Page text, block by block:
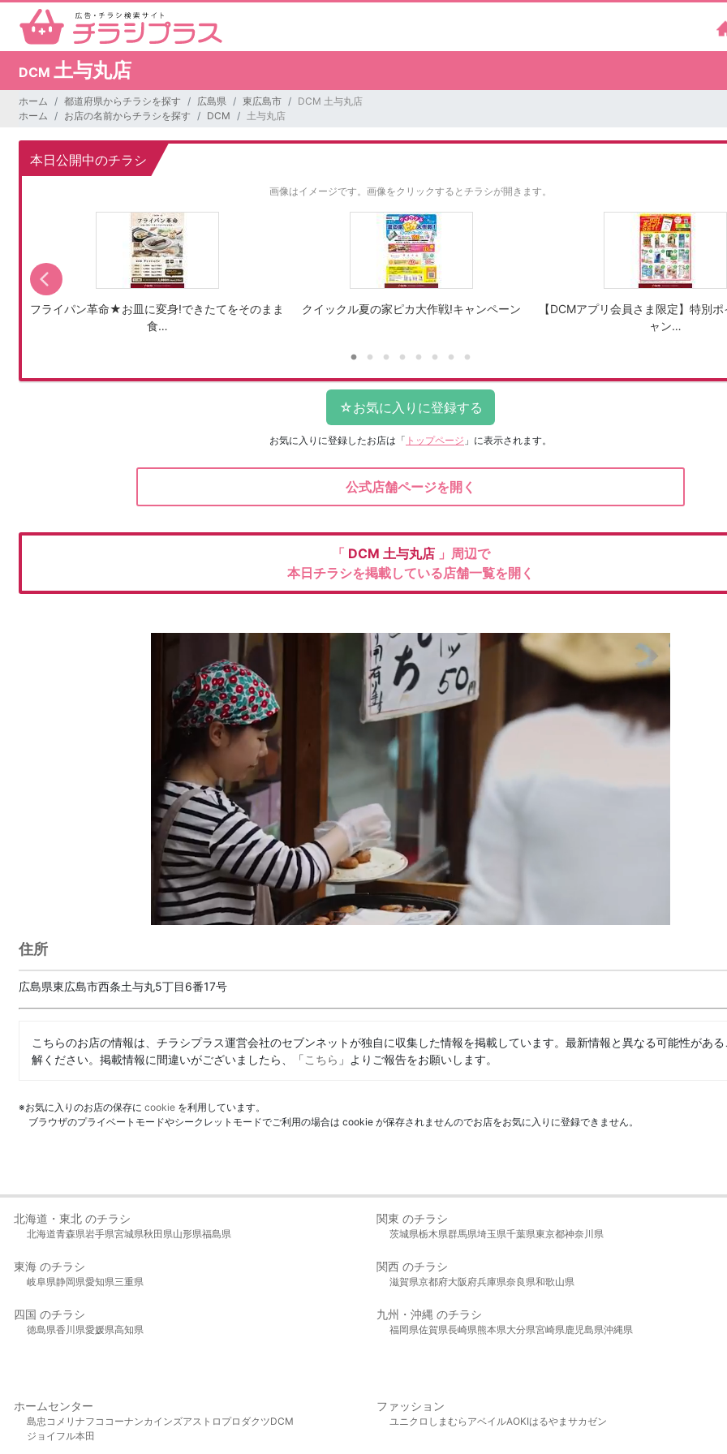
DCM 土与丸店
ホーム 都道府県からチラシを探す 広島県 東広島市
DCM 土与丸店
ホーム
お店の名前からチラシを探す DCM 土与丸店
本日公開中のチラシ
画像はイメージです。 画像をクリックするとチラシが開きます。
フライパン革命★お皿に変身!できたてをそのまま
食…
クイックル夏の家ピカ大作戦!キャンペーン
【DCMアプリ会員さま限定】特別
ャン…
お気に入りに登録したお店は 「 トップページ 」に表示されます。
公式店舗ページを開く
「 DCM 土与丸店 」周辺で
本日チラシを掲載している店舗一覧を開く
住所
広島県東広島市西条土与丸5丁目6番17号
こちらのお店の情報は、チラシプラス運営会社のセブンネットが独自に収集した情報を掲載しています。最新情報と異なる可能性があ
解ください。掲載情報に間違いがございましたら、「こちら 」よりご報告をお願いします。
※お気に入りのお店の保存に cookie を利用しています。
ブラウザのプライベートモードやシークレットモードでご利用の場合は cookie が保存されませんのでお店をお気に入りに登録できません。
北海道・東北 のチラシ
北海道青森県岩手県宮城県秋田県山形県福島県
関東 のチラシ
茨城県栃木県群馬県埼玉県千葉県東京都神奈川県
東海 のチラシ
岐阜県静岡県愛知県三重県
関西 のチラシ
滋賀県京都府大阪府兵庫県奈良県和歌山県
四国 のチラシ
徳島県香川県愛媛県高知県
九州・沖縄 のチラシ
福岡県佐賀県長崎県熊本県大分県宮崎県鹿児島県沖縄県
ホームセンター
島忠 コメリ ナフコ コーナンカインズアストロプロダクツDCM
ジョイフル本田
ファッション
ユニクロ しまむら アベイルAOKIはるやま サカゼン